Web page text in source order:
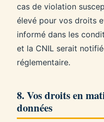
cas de violation
élevé pour vos droits
informé dans les
et la CNIL serait
réglementaire.
8. Vos droits en
données